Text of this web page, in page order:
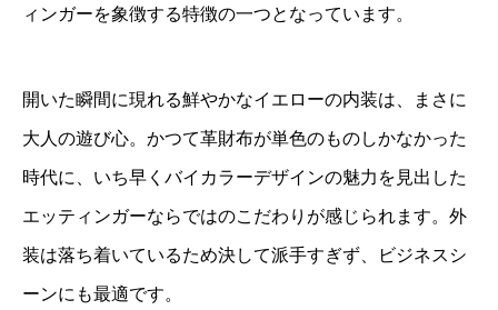
ィンガーを象徴する特徴の一つとなっています。
開いた瞬間に現れる鮮やかなイエローの内装は、まさに
大人の遊び心。かつて革財布が単色のものしかなかった
時代に、いち早くバイカラーデザインの魅力を見出した
エッティンガーならではのこだわりが感じられます。外
装は落ち着いているため決して派手すぎず、ビジネスシ
ーンにも最適です。